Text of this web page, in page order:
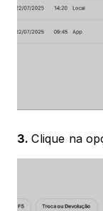
3. Clique na